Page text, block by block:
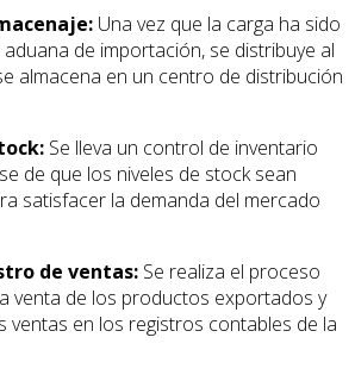
Una vez que la carga ha sido
de importación, se distribuye al
almacena en un centro de distribución
Se lleva un control de inventario
de que los niveles de stock sean
satisfacer la demanda del mercado
de ventas: Se realiza el proceso
venta de los productos exportados y
ventas en los registros contables de la